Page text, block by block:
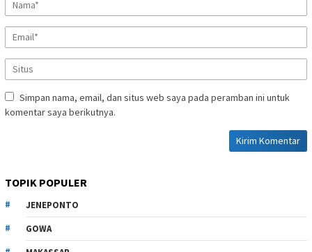
Simpan nama, email, dan situs web saya pada peramban ini untuk
komentar saya berikutnya.
TOPIK POPULER
JENEPONTO
GOWA